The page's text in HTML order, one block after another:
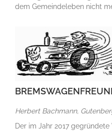
dem Gemeindeleben nicht
Herbert Bachmann,
Der im Jahr 2017